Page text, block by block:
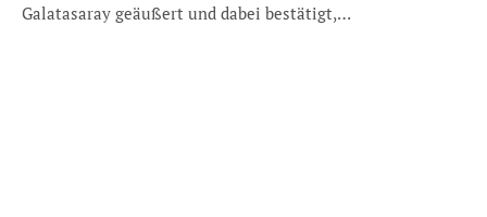
Galatasaray geäußert und dabei bestätigt,…